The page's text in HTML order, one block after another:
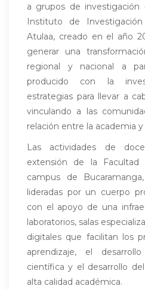
a grupos de investigación
Instituto de
Atulaa, creado en el año
generar una
regional y nacional a
producido con la
estrategias para llevar a
vinculando a las
relación entre la academia y
Las actividades de
extensión de la Facultad
campus de
lideradas por un cuerpo
con el apoyo de una
laboratorios, salas
digitales que facilitan los
aprendizaje, el
científica y el desarrollo
alta calidad académica.